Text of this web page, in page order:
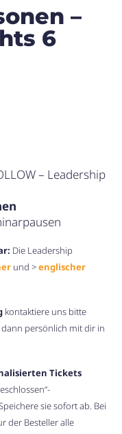
–
6
– Leadership
Die Leadership
und >englischer
kontaktiere uns bitte
persönlich mit dir in
Tickets
sie sofort ab. Bei
der Besteller alle